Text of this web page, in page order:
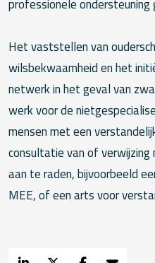
Het vaststellen van
wilsbekwaamheid en het
netwerk in het geval van
werk voor de
mensen met een
consultatie van of verwijzing
aan te raden, bijvoorbeeld
MEE, of een arts voor